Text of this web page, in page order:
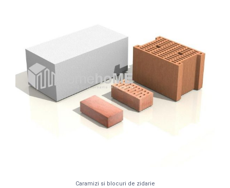
Caramizi si blocuri de zidarie